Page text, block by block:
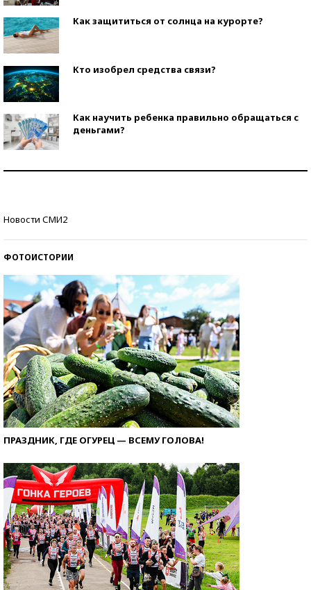
Как защититься от солнца на курорте?
Кто изобрел средства связи?
Как научить ребенка правильно обращаться с
деньгами?
Новости СМИ2
ФОТОИСТОРИИ
ПРАЗДНИК, ГДЕ ОГУРЕЦ — ВСЕМУ ГОЛОВА!